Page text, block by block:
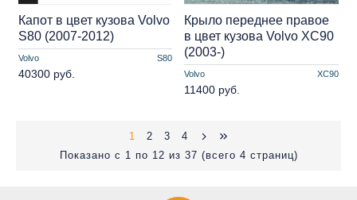
Volvo S80
Капот в цвет кузова Volvo
S80 (2007-2012)
40300 руб. Volvo XC90
Крыло переднее правое
в цвет кузова Volvo XC90
(2003-)
11400 руб.
1 2 3
4
Показано с 1 по 12 из 37 (всего 4 страниц)